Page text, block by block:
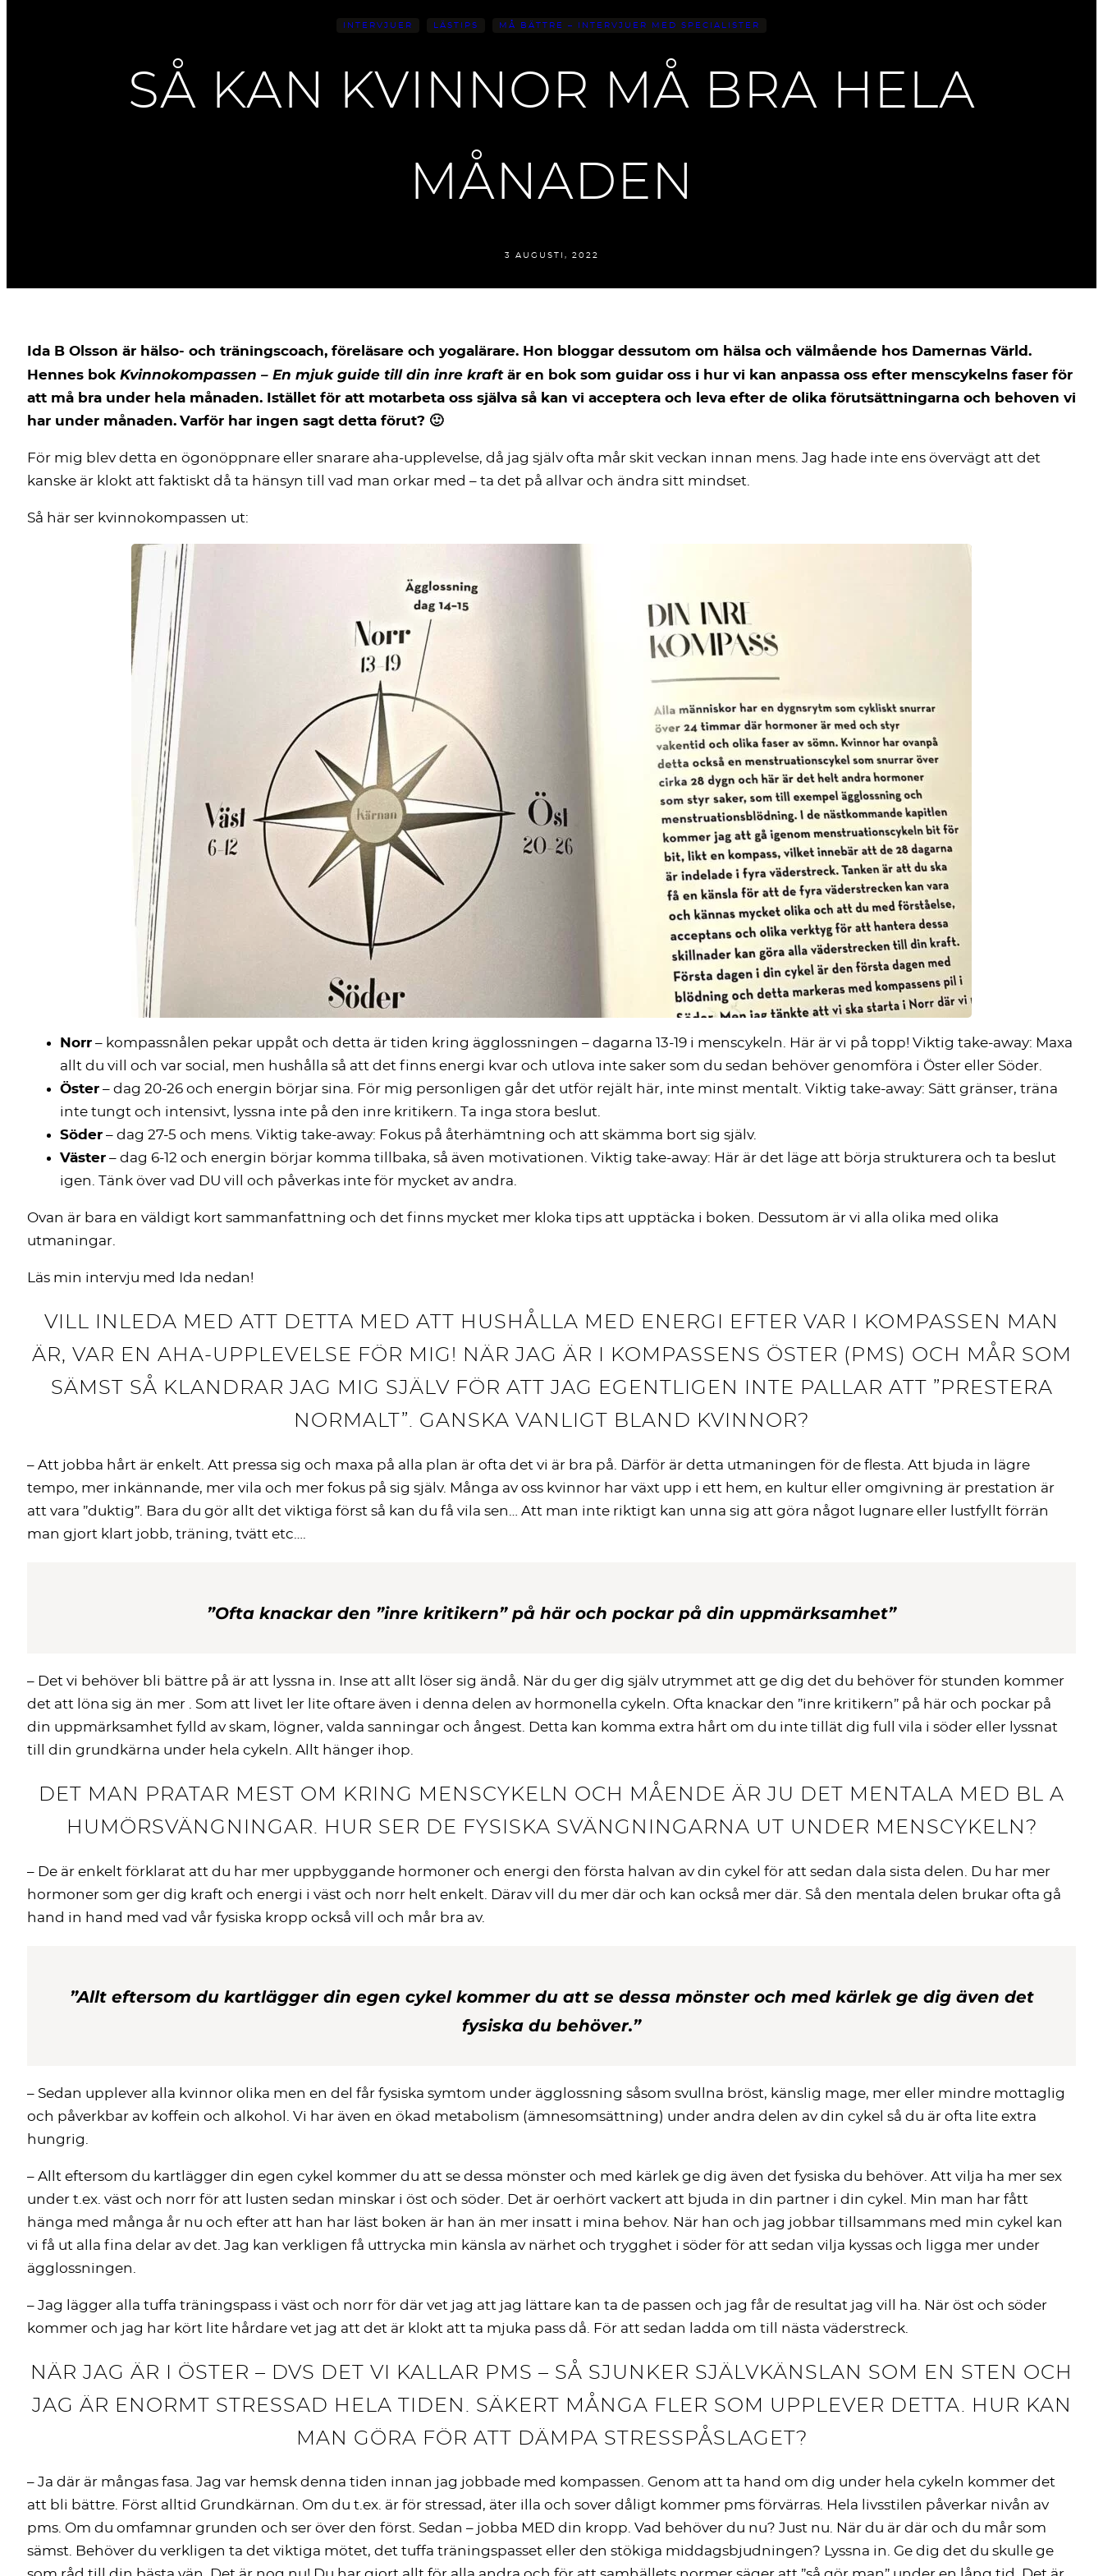
INTERVJUER LÄSTIPS MÅ BÄTTRE – INTERVJUER MED SPECIALISTER
SÅ KAN KVINNOR MÅ BRA HELA
MÅNADEN
3 AUGUSTI, 2022
Ida B Olsson är hälso- och träningscoach, föreläsare och yogalärare. Hon bloggar dessutom om hälsa och välmående hos Damernas Värld.
Hennes bok Kvinnokompassen – En mjuk guide till din inre kraftär en bok som guidar oss i hur vi kan anpassa oss efter menscykelns faser för
att må bra under hela månaden. Istället för att motarbeta oss själva så kan vi acceptera och leva efter de olika förutsättningarna och behoven vi
har under månaden. Varför har ingen sagt detta förut? 🙂
För mig blev detta en ögonöppnare eller snarare aha-upplevelse, då jag själv ofta mår skit veckan innan mens. Jag hade inte ens övervägt att det
kanske är klokt att faktiskt då ta hänsyn till vad man orkar med – ta det på allvar och ändra sitt mindset.
Så här ser kvinnokompassen ut:
Norr – kompassnålen pekar uppåt och detta är tiden kring ägglossningen – dagarna 13-19 i menscykeln. Här är vi på topp! Viktig take-away: Maxa
allt du vill och var social, men hushålla så att det finns energi kvar och utlova inte saker som du sedan behöver genomföra i Öster eller Söder.
Öster – dag 20-26 och energin börjar sina. För mig personligen går det utför rejält här, inte minst mentalt. Viktig take-away: Sätt gränser, träna
inte tungt och intensivt, lyssna inte på den inre kritikern. Ta inga stora beslut.
Söder – dag 27-5 och mens. Viktig take-away: Fokus på återhämtning och att skämma bort sig själv.
Väster – dag 6-12 och energin börjar komma tillbaka, så även motivationen. Viktig take-away: Här är det läge att börja strukturera och ta beslut
igen. Tänk över vad DU vill och påverkas inte för mycket av andra.
Ovan är bara en väldigt kort sammanfattning och det finns mycket mer kloka tips att upptäcka i boken. Dessutom är vi alla olika med olika
utmaningar.
Läs min intervju med Ida nedan!
VILL INLEDA MED ATT DETTA MED ATT HUSHÅLLA MED ENERGI EFTER VAR I KOMPASSEN MAN
ÄR, VAR EN AHA-UPPLEVELSE FÖR MIG! NÄR JAG ÄR I KOMPASSENS ÖSTER (PMS) OCH MÅR SOM
SÄMST SÅ KLANDRAR JAG MIG SJÄLV FÖR ATT JAG EGENTLIGEN INTE PALLAR ATT ”PRESTERA
NORMALT”. GANSKA VANLIGT BLAND KVINNOR?
– Att jobba hårt är enkelt. Att pressa sig och maxa på alla plan är ofta det vi är bra på. Därför är detta utmaningen för de flesta. Att bjuda in lägre
tempo, mer inkännande, mer vila och mer fokus på sig själv. Många av oss kvinnor har växt upp i ett hem, en kultur eller omgivning är prestation är
att vara ”duktig”. Bara du gör allt det viktiga först så kan du få vila sen… Att man inte riktigt kan unna sig att göra något lugnare eller lustfyllt förrän
man gjort klart jobb, träning, tvätt etc….
”Ofta knackar den ”inre kritikern” på här och pockar på din uppmärksamhet”
– Det vi behöver bli bättre på är att lyssna in. Inse att allt löser sig ändå. När du ger dig själv utrymmet att ge dig det du behöver för stunden kommer
det att löna sig än mer . Som att livet ler lite oftare även i denna delen av hormonella cykeln. Ofta knackar den ”inre kritikern” på här och pockar på
din uppmärksamhet fylld av skam, lögner, valda sanningar och ångest. Detta kan komma extra hårt om du inte tillät dig full vila i söder eller lyssnat
till din grundkärna under hela cykeln. Allt hänger ihop.
DET MAN PRATAR MEST OM KRING MENSCYKELN OCH MÅENDE ÄR JU DET MENTALA MED BL A
HUMÖRSVÄNGNINGAR. HUR SER DE FYSISKA SVÄNGNINGARNA UT UNDER MENSCYKELN?
– De är enkelt förklarat att du har mer uppbyggande hormoner och energi den första halvan av din cykel för att sedan dala sista delen. Du har mer
hormoner som ger dig kraft och energi i väst och norr helt enkelt. Därav vill du mer där och kan också mer där. Så den mentala delen brukar ofta gå
hand in hand med vad vår fysiska kropp också vill och mår bra av.
”Allt eftersom du kartlägger din egen cykel kommer du att se dessa mönster och med kärlek ge dig även det
fysiska du behöver.”
– Sedan upplever alla kvinnor olika men en del får fysiska symtom under ägglossning såsom svullna bröst, känslig mage, mer eller mindre mottaglig
och påverkbar av koffein och alkohol. Vi har även en ökad metabolism (ämnesomsättning) under andra delen av din cykel så du är ofta lite extra
hungrig.
– Allt eftersom du kartlägger din egen cykel kommer du att se dessa mönster och med kärlek ge dig även det fysiska du behöver. Att vilja ha mer sex
under t.ex. väst och norr för att lusten sedan minskar i öst och söder. Det är oerhört vackert att bjuda in din partner i din cykel. Min man har fått
hänga med många år nu och efter att han har läst boken är han än mer insatt i mina behov. När han och jag jobbar tillsammans med min cykel kan
vi få ut alla fina delar av det. Jag kan verkligen få uttrycka min känsla av närhet och trygghet i söder för att sedan vilja kyssas och ligga mer under
ägglossningen.
– Jag lägger alla tuffa träningspass i väst och norr för där vet jag att jag lättare kan ta de passen och jag får de resultat jag vill ha. När öst och söder
kommer och jag har kört lite hårdare vet jag att det är klokt att ta mjuka pass då. För att sedan ladda om till nästa väderstreck.
NÄR JAG ÄR I ÖSTER – DVS DET VI KALLAR PMS – SÅ SJUNKER SJÄLVKÄNSLAN SOM EN STEN OCH
JAG ÄR ENORMT STRESSAD HELA TIDEN. SÄKERT MÅNGA FLER SOM UPPLEVER DETTA. HUR KAN
MAN GÖRA FÖR ATT DÄMPA STRESSPÅSLAGET?
– Ja där är mångas fasa. Jag var hemsk denna tiden innan jag jobbade med kompassen. Genom att ta hand om dig under hela cykeln kommer det
att bli bättre. Först alltid Grundkärnan. Om du t.ex. är för stressad, äter illa och sover dåligt kommer pms förvärras. Hela livsstilen påverkar nivån av
pms. Om du omfamnar grunden och ser över den först. Sedan – jobba MED din kropp. Vad behöver du nu? Just nu. När du är där och du mår som
sämst. Behöver du verkligen ta det viktiga mötet, det tuffa träningspasset eller den stökiga middagsbjudningen? Lyssna in. Ge dig det du skulle ge